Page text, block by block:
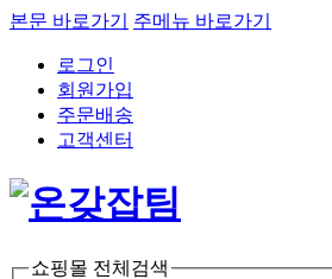
본문 바로가기 주메뉴 바로가기
로그인
회원가입
주문배송
고객센터
쇼핑몰 전체검색